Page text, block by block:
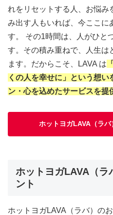
れをリセットする人、お悩み
み出す人もいれば、今ここに
す。 その1時間は、人がひと
す。その積み重ねで、人生は
ます。だからこそ、LAVA は
くの人を幸せに」という想
ン・心を込めたサービスを提
ホットヨガLAVA（ラ
ホットヨガLAVA（ラ
ント
ホットヨガLAVA（ラバ）の